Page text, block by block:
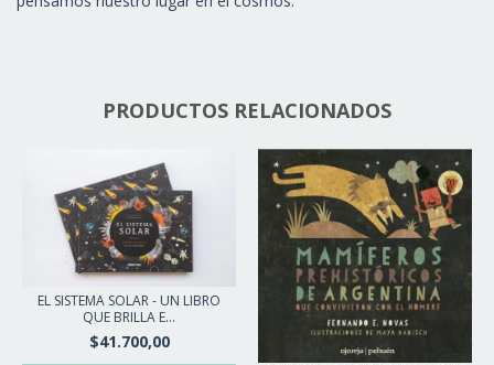
PRODUCTOS RELACIONADOS
EL SISTEMA SOLAR - UN LIBRO
QUE BRILLA E...
$41.700,00